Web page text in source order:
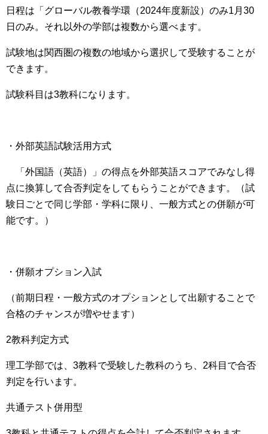
日程は「グローバル教養学環（2024年度新設）のみ1月30
日のみ。それ以外の学部は複数から選べます。
試験地は関西圏の複数の地域から選択して受験することが
できます。
試験科目は3教科になります。
・外部英語試験活用方式
「外国語（英語）」の得点を外部英語スコアでみなし得
点に換算して合否判定をしてもらうことができます。（試
験日ごとで同じ学部・学科に限り、一般方式との併願が可
能です。）
・併願オプション入試
（前期日程・一般方式のオプションとして出願することで
合格のチャンスが増やせます）
2教科判定方式
理工学部では、3教科で受験した教科のうち、2科目で合否
判定を行います。
共通テスト併用型